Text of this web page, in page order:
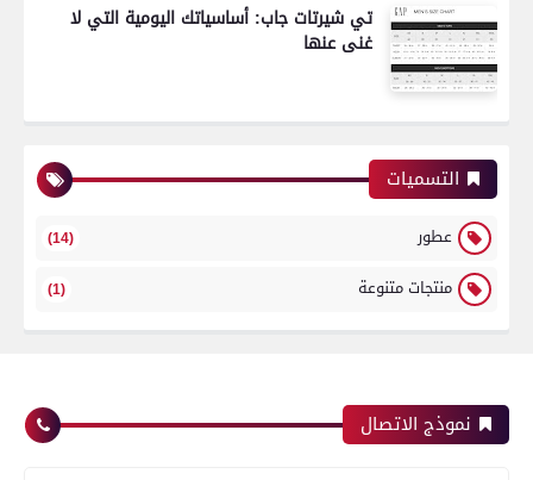
تي شيرتات جاب: أساسياتك اليومية التي لا
غنى عنها
التسميات
عطور (14)
منتجات متنوعة (1)
نموذج الاتصال